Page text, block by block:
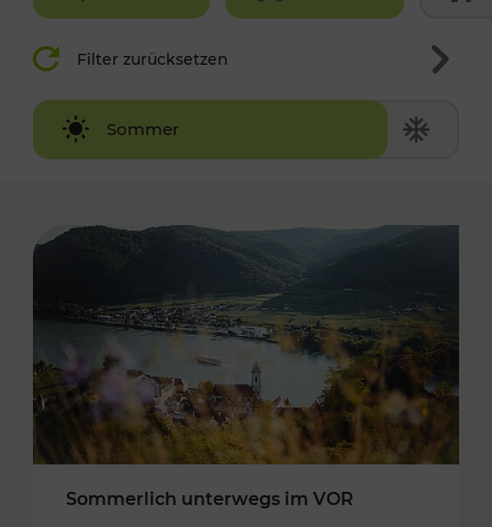
Filter zurücksetzen
Sommer
Winter
Sommerlich unterwegs im VOR